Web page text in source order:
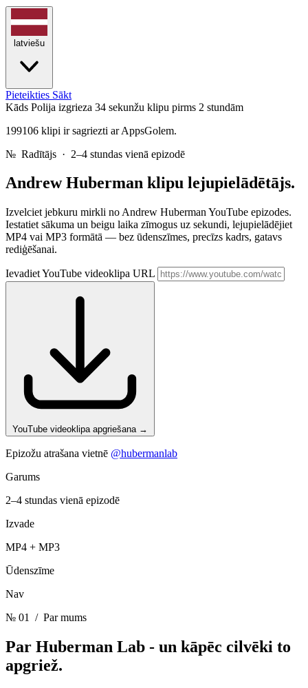
latviešu
Pieteikties Sākt
Kāds Polija izgrieza 34 sekunžu klipu pirms 2 stundām
199106 klipi ir sagriezti ar AppsGolem.
№ Radītājs · 2–4 stundas vienā epizodē
Andrew Huberman klipu lejupielādētājs.
Izvelciet jebkuru mirkli no Andrew Huberman YouTube epizodes.
Iestatiet sākuma un beigu laika zīmogus uz sekundi, lejupielādējiet
MP4 vai MP3 formātā — bez ūdenszīmes, precīzs kadrs, gatavs
rediģēšanai.
Ievadiet YouTube videoklipa URL
YouTube videoklipa apgriešana →
Epizožu atrašana vietnē @hubermanlab
Garums
2–4 stundas vienā epizodē
Izvade
MP4 + MP3
Ūdenszīme
Nav
№ 01
/ Par mums
Par Huberman Lab - un kāpēc cilvēki to
apgriež.